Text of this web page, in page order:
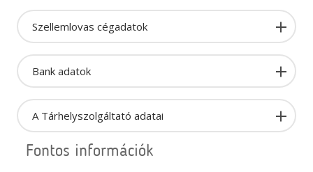
Szellemlovas cégadatok
Bank adatok
A Tárhelyszolgáltató adatai
Fontos információk